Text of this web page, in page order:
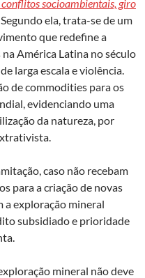
socioambientais, giro
Segundo ela, trata-se de um
que redefine a
América Latina no século
larga escala e violência.
de commodities para os
evidenciando uma
da natureza, por
caso não recebam
para a criação de novas
a exploração mineral
subsidiado e prioridade
mineral não deve